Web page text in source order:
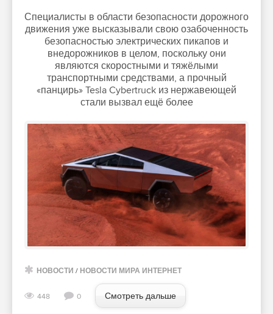
Специалисты в области безопасности дорожного
движения уже высказывали свою озабоченность
безопасностью электрических пикапов и
внедорожников в целом, поскольку они
являются скоростными и тяжёлыми
транспортными средствами, а прочный
«панцирь» Tesla Cybertruck из нержавеющей
стали вызвал ещё более
НОВОСТИ / НОВОСТИ МИРА ИНТЕРНЕТ
448 0 Смотреть дальше